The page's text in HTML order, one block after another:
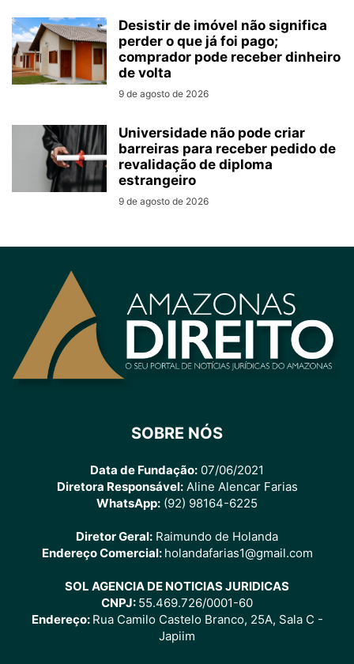
Desistir de imóvel não significa
perder o que já foi pago;
comprador pode receber dinheiro
de volta
9 de agosto de 2026
Universidade não pode criar
barreiras para receber pedido de
revalidação de diploma
estrangeiro
9 de agosto de 2026
SOBRE NÓS
Data de Fundação: 07/06/2021
Diretora Responsável:Aline Alencar Farias
WhatsApp: (92) 98164-6225
Diretor Geral: Raimundo de Holanda
Endereço Comercial: holandafarias1@gmail.com
SOL AGENCIA DE NOTICIAS JURIDICAS
CNPJ: 55.469.726/0001-60
Endereço: Rua Camilo Castelo Branco, 25A, Sala C -
Japiim